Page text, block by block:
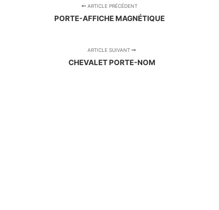
ARTICLE PRÉCÉDENT
PORTE-AFFICHE MAGNÉTIQUE
ARTICLE SUIVANT
CHEVALET PORTE-NOM